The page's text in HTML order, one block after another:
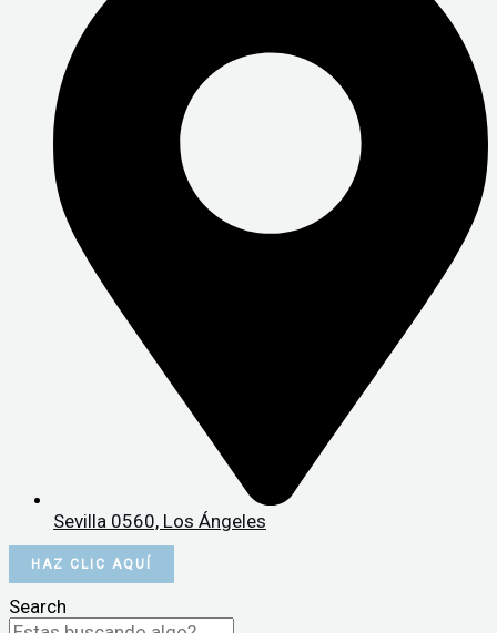
Sevilla 0560, Los Ángeles
HAZ CLIC AQUÍ
Search